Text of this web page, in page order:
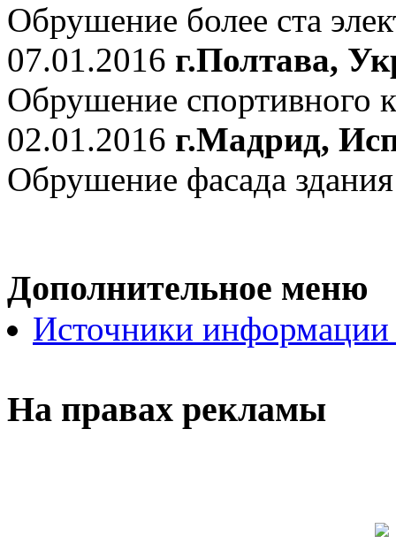
Обрушение более ста
07.01.2016 г.Полтава,
Обрушение спортивного
02.01.2016 г.Мадрид,
Обрушение фасада
Дополнительное меню
Источники
На правах рекламы